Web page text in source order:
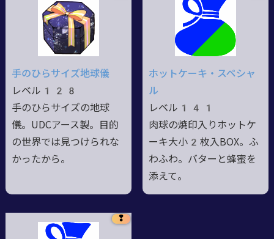
手のひらサイズ地球儀
レベル128
手のひらサイズの地球
儀。UDCアース製。目的
の世界では見つけられな
かったから。
ホットケーキ・スペシャ
ル
レベル141
肉球の焼印入りホットケ
ーキ大小2枚入BOX。ふ
わふわ。バターと蜂蜜を
添えて。
❢